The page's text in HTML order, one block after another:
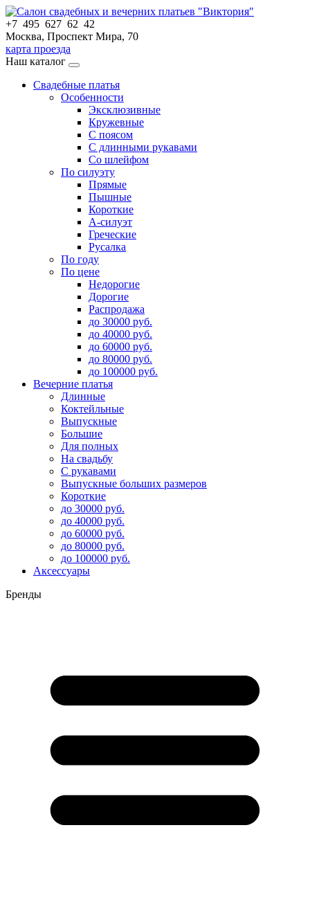
+7 495 627 62 42
Москва, Проспект Мира, 70
карта проезда
Наш каталог
Свадебные платья
Особенности
Эксклюзивные
Кружевные
С поясом
С длинными рукавами
Со шлейфом
По силуэту
Прямые
Пышные
Короткие
А-силуэт
Греческие
Русалка
По году
По цене
Недорогие
Дорогие
Распродажа
до 30000 руб.
до 40000 руб.
до 60000 руб.
до 80000 руб.
до 100000 руб.
Вечерние платья
Длинные
Коктейльные
Выпускные
Большие
Для полных
На свадьбу
С рукавами
Выпускные больших размеров
Короткие
до 30000 руб.
до 40000 руб.
до 60000 руб.
до 80000 руб.
до 100000 руб.
Аксессуары
Бренды